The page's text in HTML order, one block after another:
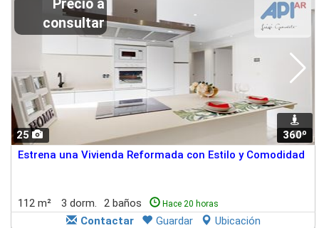
25 1
360º
Precio a
consultar
Estrena una Vivienda Reformada con Estilo y Comodidad
112 m² 3 dorm. 2 baños Hace 20 horas
Contactar Guardar Ubicación